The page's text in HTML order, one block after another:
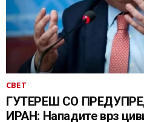
СВЕТ
ГУТЕРЕШ СО
ИРАН: Нападите врз